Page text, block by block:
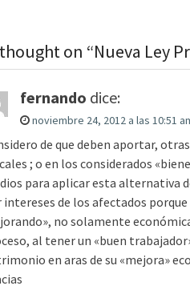
on “Nueva Ley
fernando dice:
noviembre 24, 2012 a las 10:51
de que deben aportar,
; o en los considerados
para aplicar esta alternativa
intereses de los afectados
no solamente
al tener un «buen
en aras de su «mejora»